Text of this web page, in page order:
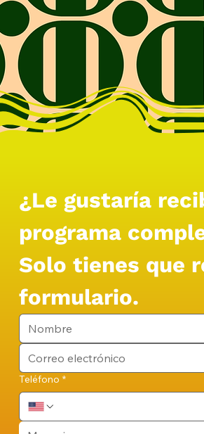
¿Le gustaría
programa
Solo tienes que
formulario.
Teléfono *